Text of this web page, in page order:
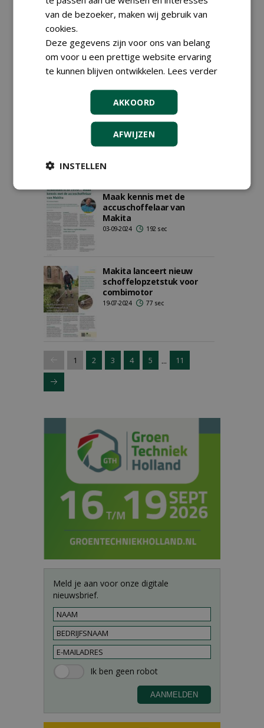
Woekerende hedera in
inzet Makita multitool
26-11-2024 194 sec
Zeven kanshebbers voor
GTH Gouden Klavertje Vier
03-09-2024 176 sec
Maak kennis met de
accuschoffelaar van
Makita
03-09-2024 192 sec
Makita lanceert nieuw
schoffelopzetstuk voor
combimotor
19-07-2024 77 sec
1 2 3 4 5 ... 11
Meld je aan voor onze digitale
nieuwsbrief.
van de bezoeker, maken wij gebruik van
cookies.
Deze gegevens zijn voor ons van belang
om voor u een prettige website ervaring
te kunnen blijven ontwikkelen. Lees verder
AKKOORD
AFWIJZEN
INSTELLEN